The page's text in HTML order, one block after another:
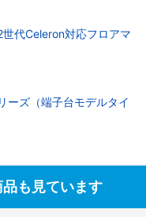
代Celeron対応フロアマ
ーズ（端子台モデルタイ
も見ています